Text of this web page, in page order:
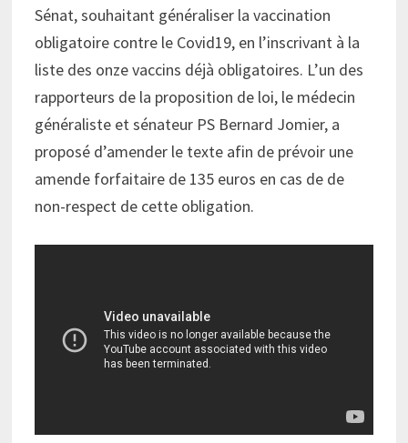
Sénat, souhaitant généraliser la vaccination
obligatoirecontre le Covid19, en l’inscrivant à la
liste des onze vaccins déjà obligatoires. L’un des
rapporteurs de la proposition de loi, le médecin
généraliste et sénateur PS Bernard Jomier, a
proposé d’amender le texte afin de prévoir une
amende forfaitaire de 135 euros en cas de de
non-respect de cette obligation.